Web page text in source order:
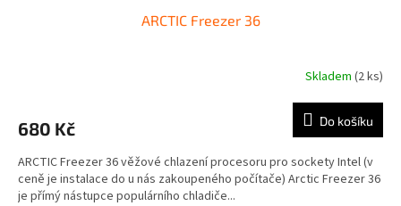
ARCTIC Freezer 36
Skladem (2 ks)
680 Kč Do košíku
ARCTIC Freezer 36 věžové chlazení procesoru pro sockety Intel (v
ceně je instalace do u nás zakoupeného počítače) Arctic Freezer 36
je přímý nástupce populárního chladiče...